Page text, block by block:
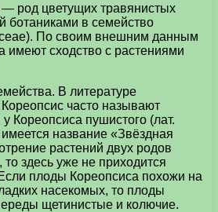
— род цветущих травянистых
ботаниками в семейство
По своим внешним данным
имеют сходство с растениями
В литературе
часто называют
Кореопсиса пушистого (лат.
название «Звёздная
растений двух родов
здесь уже не приходится
плоды Кореопсиса похожи на
насекомых, то плоды
щетинистые и колючие.